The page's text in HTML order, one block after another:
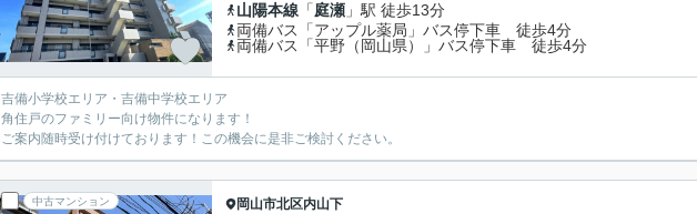
山陽本線 「庭瀬 」駅 徒歩13分
両備バス「アップル薬局」バス停下車 徒歩4分
両備バス「平野（岡山県）」バス停下車 徒歩4分
吉備小学校エリア・吉備中学校エリア
角住戸のファミリー向け物件になります！
ご案内随時受け付けております！この機会に是非ご検討ください。
中古マンション 岡山市北区内山下